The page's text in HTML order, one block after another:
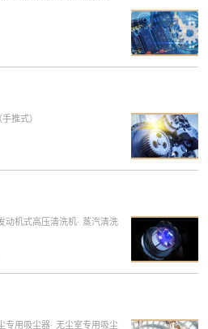
蜡
地机（手推式）
动机式高压清洗机· 蒸汽清洗
专用吸尘器· 无尘室专用吸尘